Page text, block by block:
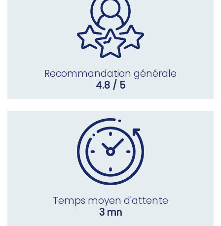
Recommandation générale
4.8 / 5
Temps moyen d'attente
3 mn